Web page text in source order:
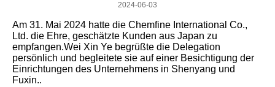
2024-06-03
Am 31. Mai 2024 hatte die Chemfine International Co.,
Ltd. die Ehre, geschätzte Kunden aus Japan zu
empfangen.Wei Xin Ye begrüßte die Delegation
persönlich und begleitete sie auf einer Besichtigung der
Einrichtungen des Unternehmens in Shenyang und
Fuxin..